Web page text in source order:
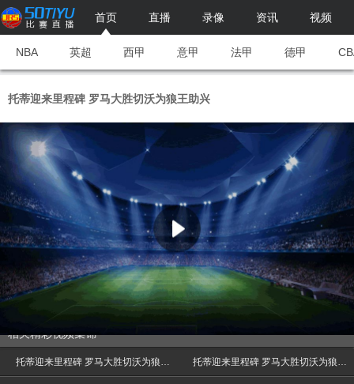
首页 直播 录像 资讯 视频
NBA 英超 西甲 意甲 法甲 德甲
托蒂迎来里程碑 罗马大胜切沃为狼王助兴
相关精彩视频集锦
托蒂迎来里程碑 罗马大胜切沃为狼王助兴 托蒂迎来里程碑 罗马大胜切沃为狼王助兴